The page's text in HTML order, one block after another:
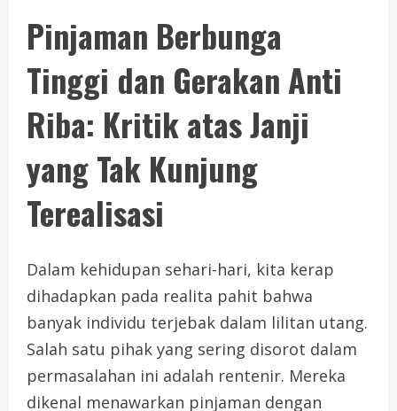
Pinjaman Berbunga
Tinggi dan Gerakan Anti
Riba: Kritik atas Janji
yang Tak Kunjung
Terealisasi
Dalam kehidupan sehari-hari, kita kerap
dihadapkan pada realita pahit bahwa
banyak individu terjebak dalam lilitan utang.
Salah satu pihak yang sering disorot dalam
permasalahan ini adalah rentenir. Mereka
dikenal menawarkan pinjaman dengan